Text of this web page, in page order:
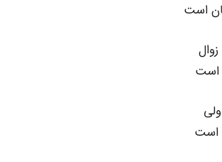
است
است
است